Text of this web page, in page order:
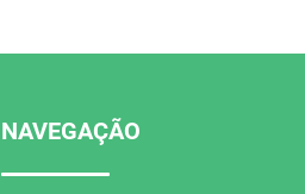
NAVEGAÇÃO